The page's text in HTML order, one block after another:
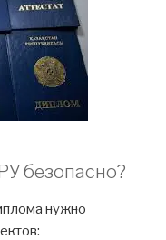
безопасно?
нужно